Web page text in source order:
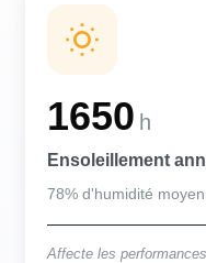
1650 h
Ensoleillement
78% d'humidité
Affecte les